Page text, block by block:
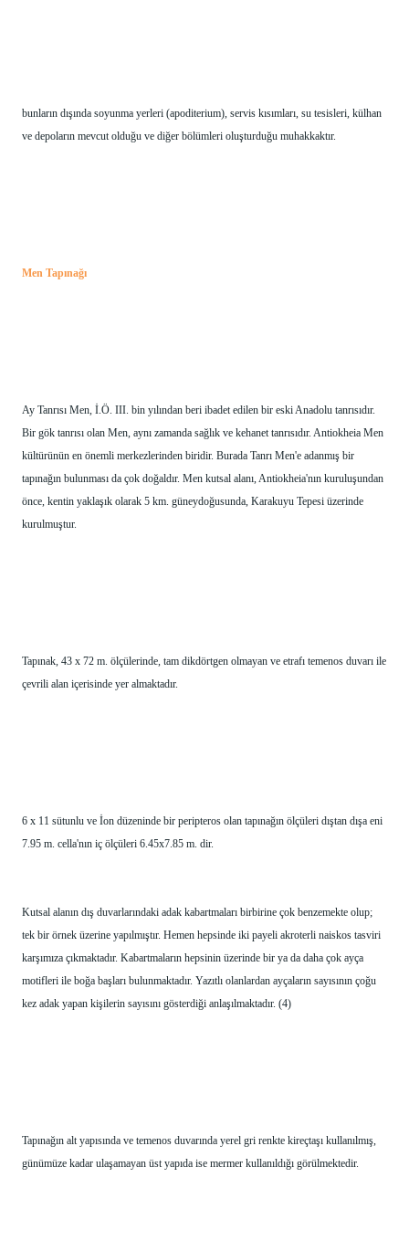
bunların dışında soyunma yerleri (apoditerium), servis kısımları, su tesisleri, külhan
ve depoların mevcut olduğu ve diğer bölümleri oluşturduğu muhakkaktır.
Men Tapınağı
Ay Tanrısı Men, İ.Ö. III. bin yılından beri ibadet edilen bir eski Anadolu tanrısıdır.
Bir gök tanrısı olan Men, aynı zamanda sağlık ve kehanet tanrısıdır. Antiokheia Men
kültürünün en önemli merkezlerinden biridir. Burada Tanrı Men'e adanmış bir
tapınağın bulunması da çok doğaldır. Men kutsal alanı, Antiokheia'nın kuruluşundan
önce, kentin yaklaşık olarak 5 km. güneydoğusunda, Karakuyu Tepesi üzerinde
kurulmuştur.
Tapınak, 43 x 72 m. ölçülerinde, tam dikdörtgen olmayan ve etrafı temenos duvarı ile
çevrili alan içerisinde yer almaktadır.
6 x 11 sütunlu ve İon düzeninde bir peripteros olan tapınağın ölçüleri dıştan dışa eni
7.95 m. cella'nın iç ölçüleri 6.45x7.85 m. dir.
Kutsal alanın dış duvarlarındaki adak kabartmaları birbirine çok benzemekte olup;
tek bir örnek üzerine yapılmıştır. Hemen hepsinde iki payeli akroterli naiskos tasviri
karşımıza çıkmaktadır. Kabartmaların hepsinin üzerinde bir ya da daha çok ayça
motifleri ile boğa başları bulunmaktadır. Yazıtlı olanlardan ayçaların sayısının çoğu
kez adak yapan kişilerin sayısını gösterdiği anlaşılmaktadır. (4)
Tapınağın alt yapısında ve temenos duvarında yerel gri renkte kireçtaşı kullanılmış,
günümüze kadar ulaşamayan üst yapıda ise mermer kullanıldığı görülmektedir.